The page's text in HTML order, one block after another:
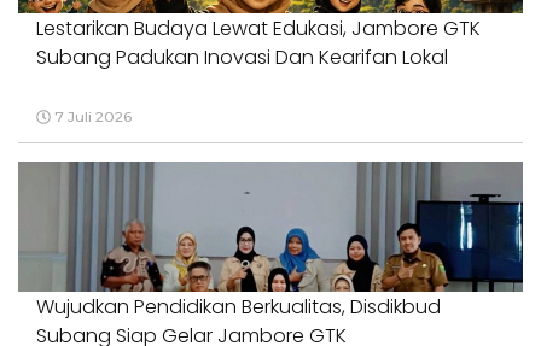
Lestarikan Budaya Lewat Edukasi, Jambore GTK
Subang Padukan Inovasi Dan Kearifan Lokal
7 Juli 2026
Wujudkan Pendidikan Berkualitas, Disdikbud
Subang Siap Gelar Jambore GTK